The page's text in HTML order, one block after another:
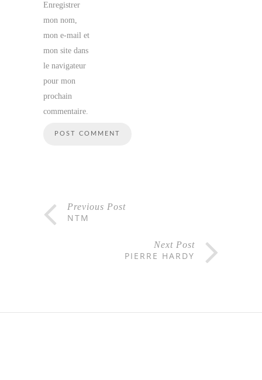
Enregistrer
mon nom,
mon e-mail et
mon site dans
le navigateur
pour mon
prochain
commentaire.
Previous Post
NTM
Next Post
PIERRE HARDY